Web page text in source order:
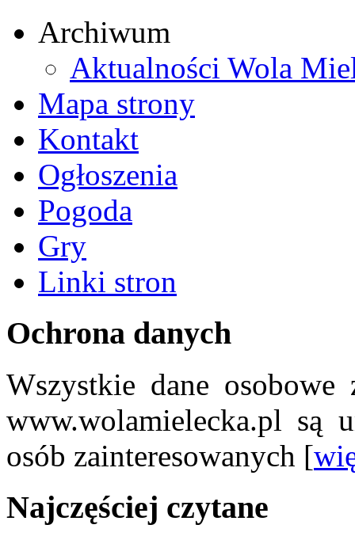
Archiwum
Aktualności Wola
Mapa strony
Kontakt
Ogłoszenia
Pogoda
Gry
Linki stron
Ochrona danych
Wszystkie dane osobowe
www.wolamielecka.pl są
osób zainteresowanych [
Najczęściej czytane